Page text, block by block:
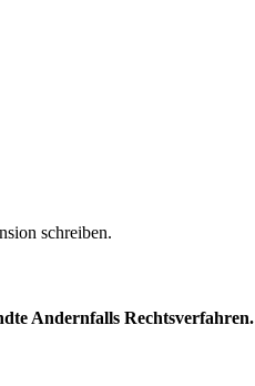
schreiben.
Andernfalls Rechtsverfahren.